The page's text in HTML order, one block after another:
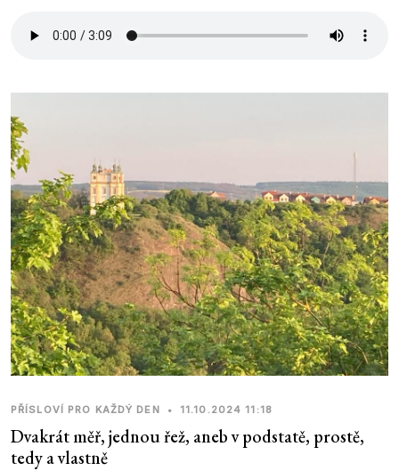
PŘÍSLOVÍ PRO KAŽDÝ DEN • 11.10.2024 11:18
Dvakrát měř, jednou řež, aneb v podstatě, prostě,
tedy a vlastně